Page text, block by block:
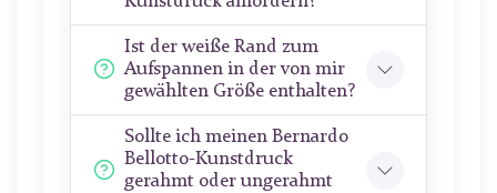
Ist der weiße Rand zum
Aufspannen in der von mir
gewählten Größe enthalten?
Sollte ich meinen Bernardo
Bellotto-Kunstdruck
gerahmt oder ungerahmt